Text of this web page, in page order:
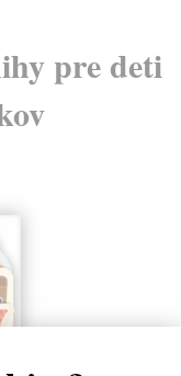
pre deti